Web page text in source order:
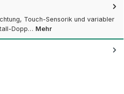
Touch-Sensorik und variabler
Dopp… Mehr